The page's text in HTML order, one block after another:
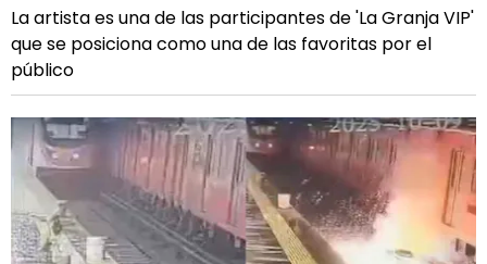
La artista es una de las participantes de 'La Granja VIP'
que se posiciona como una de las favoritas por el
público